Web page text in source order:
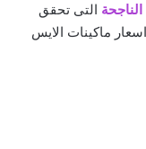
التى تحقق
ماكينات الايس